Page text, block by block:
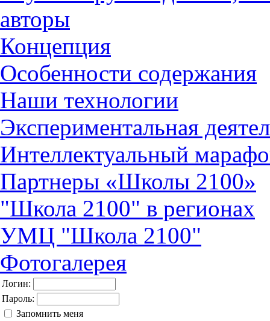
авторы
Концепция
Особенности содержания
Наши технологии
Экспериментальная
Интеллектуальный
Партнеры «Школы 2100»
"Школа 2100" в регионах
УМЦ "Школа 2100"
Фотогалерея
Логин:
Пароль:
Запомнить меня